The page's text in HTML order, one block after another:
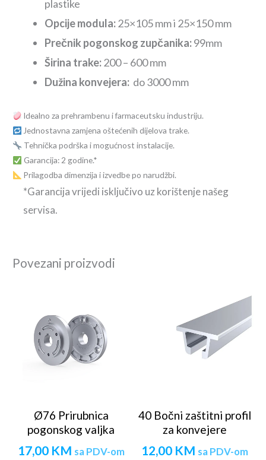
plastike
Opcije modula:25×105 mm i 25×150 mm
Prečnik pogonskog zupčanika:99mm
Širina trake:200 – 600 mm
Dužina konvejera: do 3000 mm
Idealno za prehrambenu i farmaceutsku industriju.
Jednostavna zamjena oštećenih dijelova trake.
Tehnička podrška i mogućnost instalacije.
Garancija: 2 godine.*
Prilagodba dimenzija i izvedbe po narudžbi.
*Garancija vrijedi isključivo uz korištenje našeg
servisa.
Povezani proizvodi
Ø76 Prirubnica
pogonskog valjka
17,00 KM sa PDV-om
40 Bočni zaštitni profil
za konvejere
12,00 KM sa PDV-om